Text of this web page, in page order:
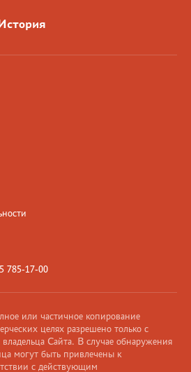
785-17-00
или частичное копирование
целях разрешено только с
Сайта. В случае обнаружения
могут быть привлечены к
с действующим